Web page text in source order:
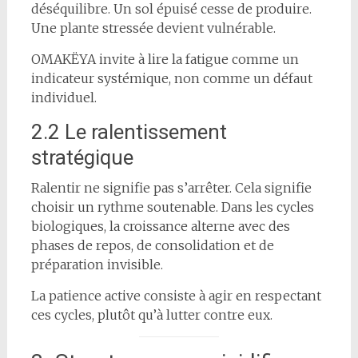
déséquilibre. Un sol épuisé cesse de produire.
Une plante stressée devient vulnérable.
OMAKËYA invite à lire la fatigue comme un
indicateur systémique, non comme un défaut
individuel.
2.2 Le ralentissement
stratégique
Ralentir ne signifie pas s’arrêter. Cela signifie
choisir un rythme soutenable. Dans les cycles
biologiques, la croissance alterne avec des
phases de repos, de consolidation et de
préparation invisible.
La patience active consiste à agir en respectant
ces cycles, plutôt qu’à lutter contre eux.